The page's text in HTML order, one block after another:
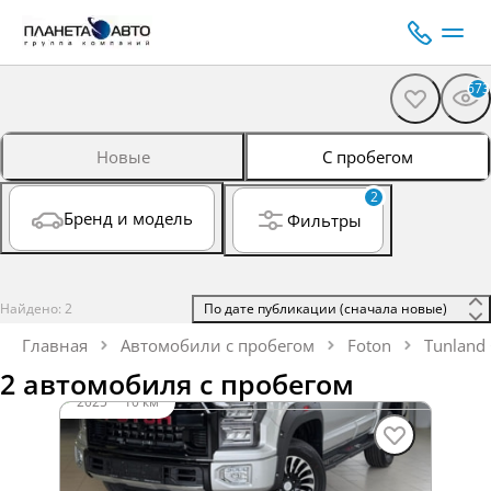
673
Новые С пробегом
Бренд и модель
2
Фильтры
Найдено: 2
Главная Автомобили с пробегом Foton Tunland
2 автомобиля с пробегом
2025·10 км
Foton Tunland G9
2 л (162 л.с.), АКПП, дизель, полный